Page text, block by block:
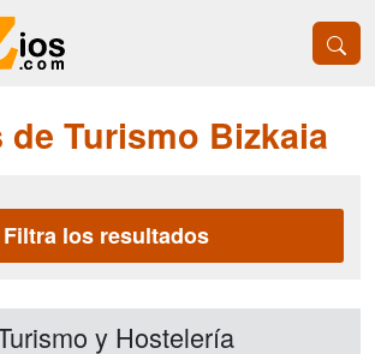
de Turismo Bizkaia
Filtra los resultados
y Hostelería